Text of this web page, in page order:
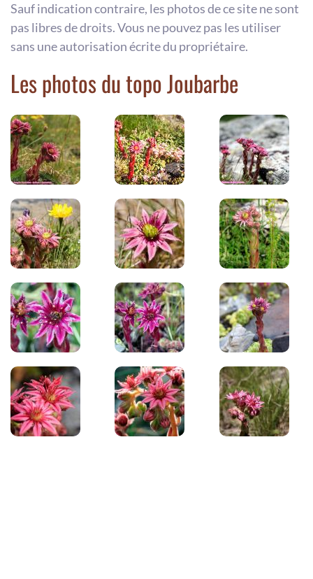
Sauf indication contraire, les photos de ce site ne sont
pas libres de droits. Vous ne pouvez pas les utiliser
sans une autorisation écrite du propriétaire.
Les photos du topo Joubarbe